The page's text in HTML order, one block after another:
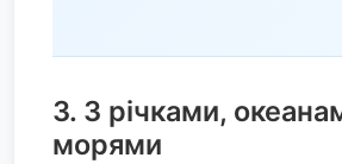
3. З річками,
морями